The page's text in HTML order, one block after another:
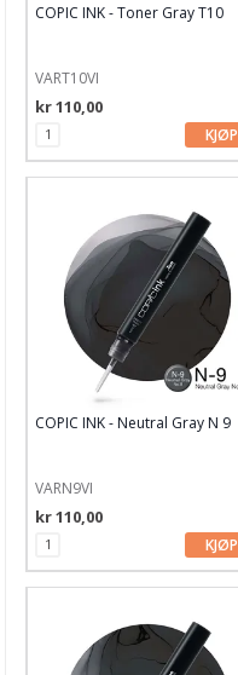
COPIC INK - Toner Gray T10
VART10VI
kr 110,00
KJØP
COPIC INK - Neutral Gray N 9
VARN9VI
kr 110,00
KJØP